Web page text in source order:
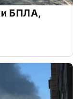
БПЛА,